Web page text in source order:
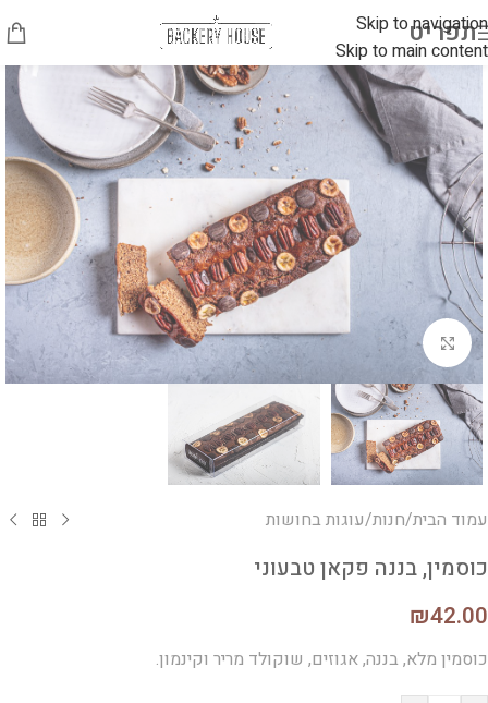
Skip to navigation
Skip to main content
תפריט
לחץ להגדלה
עמוד הבית/חנות/עוגות בחושות
כוסמין, בננה פקאן טבעוני
₪42.00
כוסמין מלא, בננה, אגוזים, שוקולד מריר וקינמון.